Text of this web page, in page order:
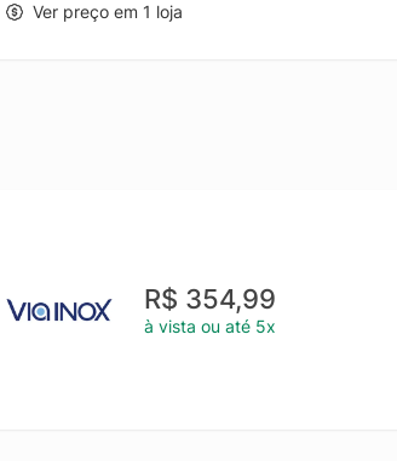
de nylon; - Alumínio com revestimento
limpeza; - Tampas de vidro temperado com
Ver preço em 1 loja
R$ 354,99
à vista ou até 5x